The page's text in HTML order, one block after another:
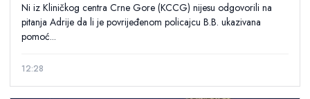
Ni iz Kliničkog centra Crne Gore (KCCG) nijesu odgovorili na
pitanja Adrije da li je povrijeđenom policajcu B.B. ukazivana
pomoć...
12:28